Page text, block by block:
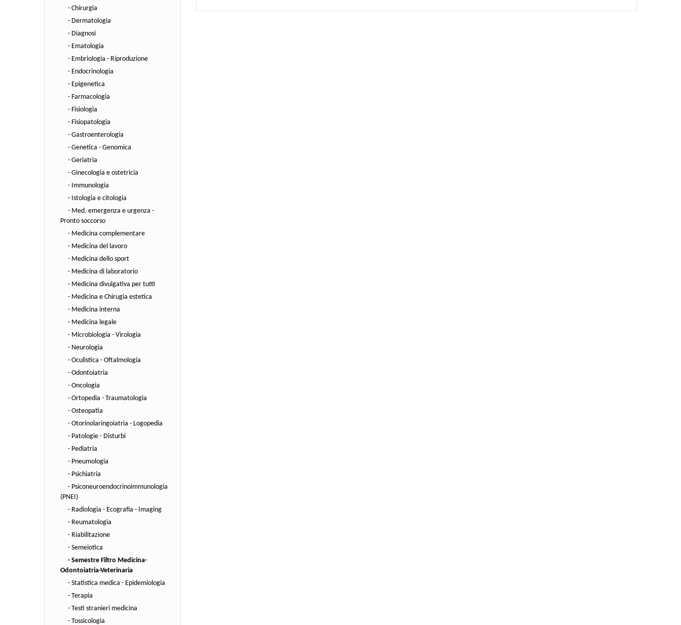
- Chirurgia
- Dermatologia
- Diagnosi
- Ematologia
- Embriologia - Riproduzione
- Endocrinologia
- Epigenetica
- Farmacologia
- Fisiologia
- Fisiopatologia
- Gastroenterologia
- Genetica - Genomica
- Geriatria
- Ginecologia e ostetricia
- Immunologia
- Istologia e citologia
- Med. emergenza e urgenza -
Pronto soccorso
- Medicina complementare
- Medicina del lavoro
- Medicina dello sport
- Medicina di laboratorio
- Medicina divulgativa per tutti
- Medicina e Chirugia estetica
- Medicina interna
- Medicina legale
- Microbiologia - Virologia
- Neurologia
- Oculistica - Oftalmologia
- Odontoiatria
- Oncologia
- Ortopedia - Traumatologia
- Osteopatia
- Otorinolaringoiatria - Logopedia
- Patologie - Disturbi
- Pediatria
- Pneumologia
- Psichiatria
- Psiconeuroendocrinoimmunologia
(PNEI)
- Radiologia - Ecografia - Imaging
- Reumatologia
- Riabilitazione
- Semeiotica
- Semestre Filtro Medicina-
Odontoiatria-Veterinaria
- Statistica medica - Epidemiologia
- Terapia
- Testi stranieri medicina
- Tossicologia